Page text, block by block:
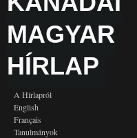
MAGYAR
HÍRLAP
A Hírlapról
English
Français
Tanulmányok